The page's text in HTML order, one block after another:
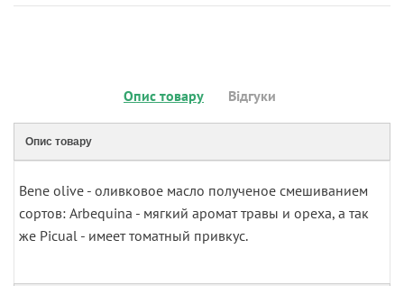
Опис товару Відгуки
Опис товару
Bene olive - оливковое масло полученое смешиванием
сортов: Arbequina - мягкий аромат травы и ореха, а так
же Picual - имеет томатный привкус.